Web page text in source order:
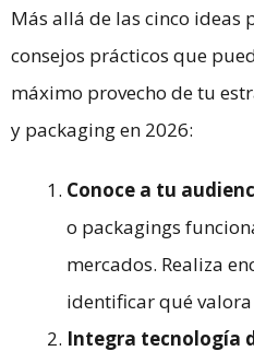
Más allá de las cinco ideas
consejos prácticos que
máximo provecho de tu
y packaging en 2026:
Conoce a tu
o packagings
mercados. Realiza
identificar qué
Integra tecnología